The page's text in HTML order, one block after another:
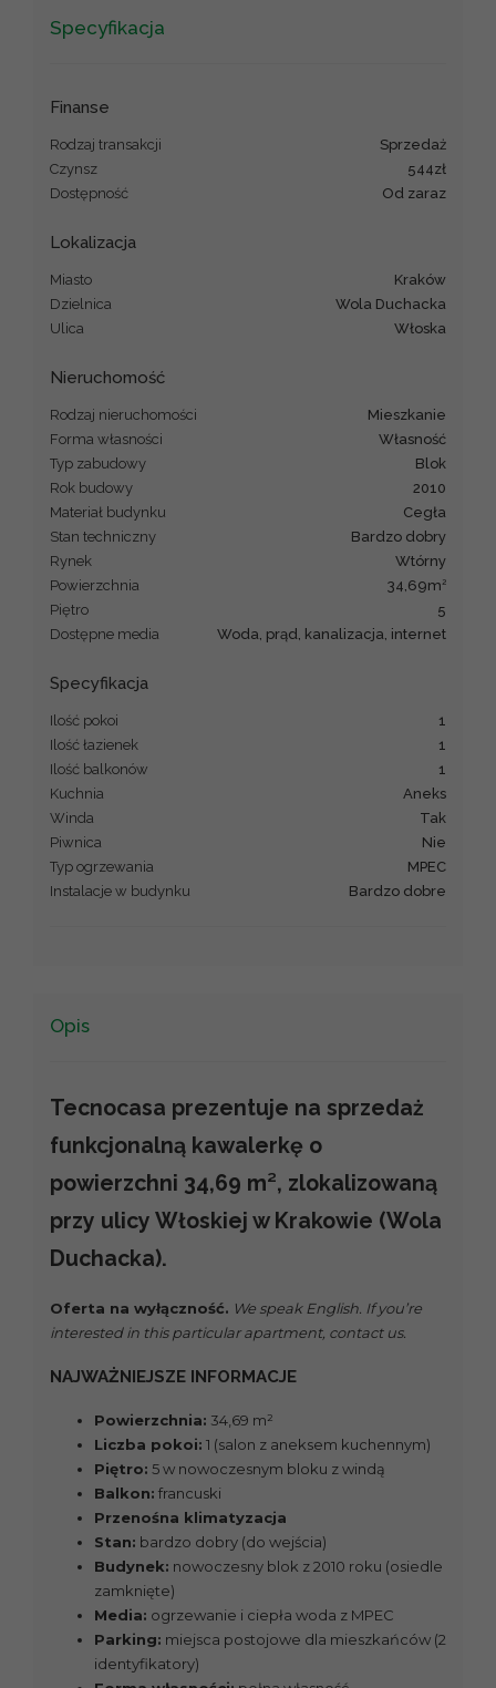
Specyfikacja
Finanse
Rodzaj transakcji
sprzedaż
Czynsz
544zł
Dostępność
Od zaraz
Lokalizacja
Miasto
Kraków
Dzielnica
Wola Duchacka
Ulica
Włoska
Nieruchomość
Rodzaj nieruchomości
mieszkanie
Forma własności
Własność
Typ zabudowy
blok
Rok budowy
2010
Materiał budynku
cegła
Stan techniczny
Bardzo dobry
Rynek
Wtórny
Powierzchnia
34,69m 2
Piętro
5
Dostępne media
woda, prąd, kanalizacja, internet
Specyfikacja
Ilość pokoi
1
Ilość łazienek
1
Ilość balkonów
1
Kuchnia
Aneks
Winda
Tak
Piwnica
Nie
Typ ogrzewania
MPEC
Instalacje w budynku
Bardzo dobre
Opis
Tecnocasa prezentuje na sprzedaż
funkcjonalną kawalerkę o
powierzchni 34,69 m², zlokalizowaną
przy ulicy Włoskiej w Krakowie (Wola
Duchacka).
Oferta na wyłączność. We speak English. If you’re
interested in this particular apartment, contact us.
NAJWAŻNIEJSZE INFORMACJE
Powierzchnia: 34,69 m²
Liczba pokoi: 1 (salon z aneksem kuchennym)
Piętro: 5 w nowoczesnym bloku z windą
Balkon: francuski
Przenośna klimatyzacja
Stan: bardzo dobry (do wejścia)
Budynek: nowoczesny blok z 2010 roku (osiedle
zamknięte)
Media: ogrzewanie i ciepła woda z MPEC
Parking: miejsca postojowe dla mieszkańców (2
identyfikatory)